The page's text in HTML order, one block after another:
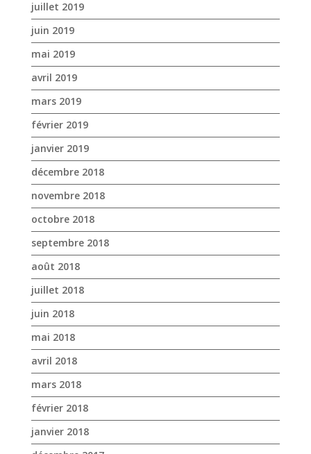
février 2019
janvier 2019
décembre 2018
novembre 2018
octobre 2018
septembre 2018
août 2018
juillet 2018
juin 2018
mai 2018
avril 2018
mars 2018
février 2018
janvier 2018
décembre 2017
novembre 2017
octobre 2017
avril 2017